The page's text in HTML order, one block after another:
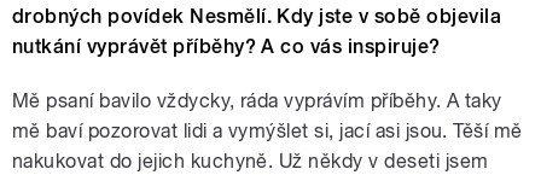
drobných povídek Nesmělí. Kdy jste v sobě objevila
nutkání vyprávět příběhy? A co vás inspiruje?
Mě psaní bavilo vždycky, ráda vyprávím příběhy. A taky
mě baví pozorovat lidi a vymýšlet si, jací asi jsou. Těší mě
nakukovat do jejich kuchyně. Už někdy v deseti jsem